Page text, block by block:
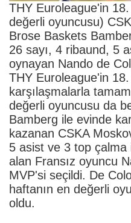
THY Euroleague'in
değerli oyuncusu)
Brose Baskets
26 sayı, 4 ribaund, 5
oynayan Nando de
THY Euroleague'in
karşılaşmalarla
değerli oyuncusu da
Bamberg ile evinde
kazanan CSKA
5 asist ve 3 top çalma
alan Fransız oyuncu
MVP'si seçildi. De
haftanın en değerli
oldu.